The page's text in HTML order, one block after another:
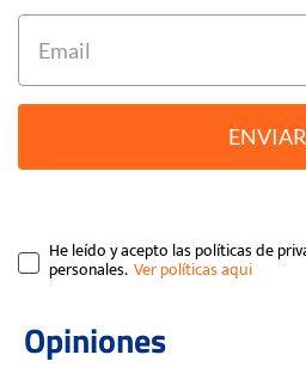
ENVIAR
He leído y acepto las políticas de
personales.